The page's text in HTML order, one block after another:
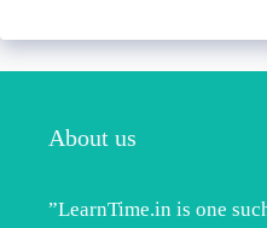
About us
”LearnTime.in is one